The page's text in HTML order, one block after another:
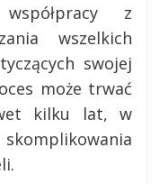
z
wszelkich
swojej
może trwać
kilku lat, w